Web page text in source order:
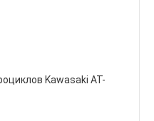
Kawasaki AT-